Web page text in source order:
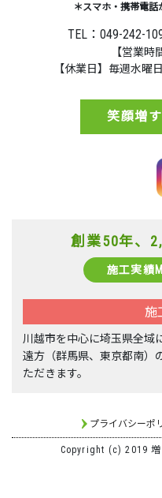
＊スマホ・携帯電話
TEL：049-242-
【営業時
【休業日】毎週水曜
笑顔増
創業50年、
施工実績
施
川越市を中心に埼玉県全域
遠方（群馬県、東京都南）
ただきます。
プライバシーポ
Copyright (c) 2019